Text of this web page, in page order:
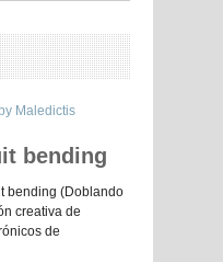
bending
bending (Doblando
creativa de
de